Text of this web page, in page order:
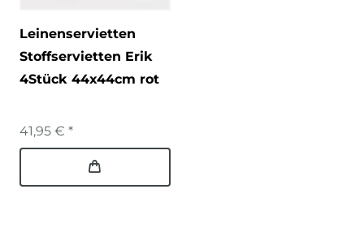
Leinenservietten
Stoffservietten Erik
4Stück 44x44cm rot
41,95 € *